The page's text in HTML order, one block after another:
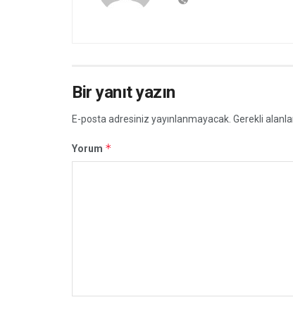
Bir yanıt yazın
E-posta adresiniz yayınlanmayacak. Gerekli
Yorum *